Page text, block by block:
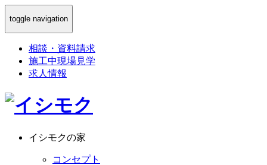
toggle navigation
相談 ・ 資料請求
施工中現場見学
求人情報
イシモクの家
コンセプト